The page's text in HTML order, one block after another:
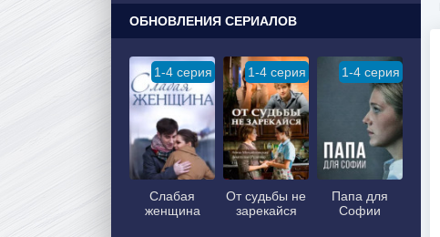
ОБНОВЛЕНИЯ СЕРИАЛОВ
1-4 серия
Слабая
женщина
1-4 серия
От судьбы не
зарекайся
1-4 серия
Папа для
Софии